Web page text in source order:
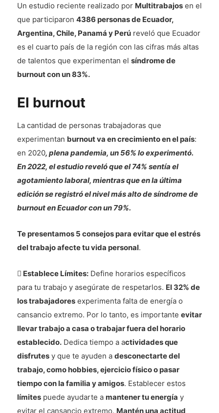
Un estudio reciente realizado por Multitrabajos en el
que participaron 4386 personas de Ecuador,
Argentina, Chile, Panamá y Perú reveló que Ecuador
es el cuarto país de la región con las cifras más altas
de talentos que experimentan el síndrome de
burnout con un 83%.
El burnout
La cantidad de personas trabajadoras que
experimentan burnout va en crecimiento en el país:
en 2020, plena pandemia, un 56% lo experimentó.
En 2022, el estudio reveló que el 74% sentía el
agotamiento laboral, mientras que en la última
edición se registró el nivel más alto de síndrome de
burnout en Ecuador con un 79%.
Te presentamos 5 consejos para evitar que el estrés
del trabajo afecte tu vida personal.
 Establece Límites: Define horarios específicos
para tu trabajo y asegúrate de respetarlos. El 32% de
los trabajadores experimenta falta de energía o
cansancio extremo. Por lo tanto, es importante evitar
llevar trabajo a casa o trabajar fuera del horario
establecido. Dedica tiempo a actividades que
disfrutes y que te ayuden a desconectarte del
trabajo, como hobbies, ejercicio físico o pasar
tiempo con la familia y amigos. Establecer estos
límites puede ayudarte a mantener tu energía y
evitar el cansancio extremo. Mantén una actitud